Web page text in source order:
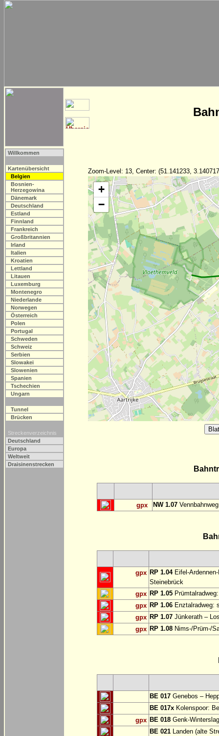
Willkommen
Kartenübersicht
Belgien
Bosnien-
Herzegowina
Dänemark
Deutschland
Estland
Finnland
Frankreich
Großbritannien
Irland
Italien
Kroatien
Lettland
Litauen
Luxemburg
Montenegro
Niederlande
Norwegen
Österreich
Polen
Portugal
Schweden
Schweiz
Serbien
Slowakei
Slowenien
Spanien
Tschechien
Ungarn
Tunnel
Brücken
Streckenverzeichnis
Deutschland
Europa
Weltweit
Draisinenstrecken
Zoom-Level: 13, Center: (51.141233,
+
−
gpx NW 1.07
gpx RP 1.04Eifel-
Steinebrück
gpx RP 1.05
gpx RP 1.06 Enztalradweg:
gpx RP 1.07 Jünkerath –
gpx RP 1.08 Nims-/Prüm-/
BE 017 Genebos –
BE 017x Kolenspoor:
gpx BE 018 Genk-
BE 021 Landen (alte